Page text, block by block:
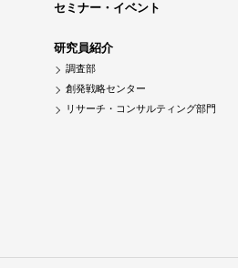
セミナー・イベント
研究員紹介
調査部
創発戦略センター
リサーチ・コンサルティング部門